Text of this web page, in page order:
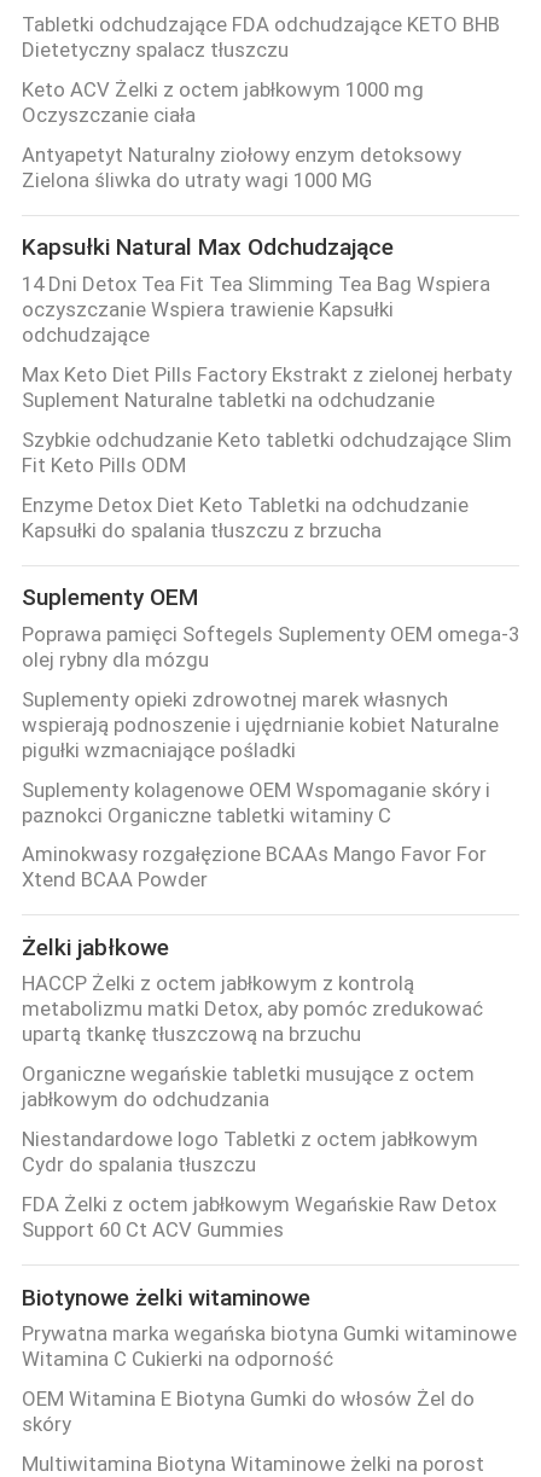
SKONTAKTUJ
SIĘ
NAMI
AKTUALNOŚCI
WSZYSTKIE
PRZYPADKI
POPROSIĆ
O
WYCENĘ
SITEMAP
POLITYKA
PRYWATNOŚCI
Tabletki odchudzające FDA odchudzające KETO BHB
Dietetyczny spalacz tłuszczu
Keto ACV Żelki z octem jabłkowym 1000 mg
Oczyszczanie ciała
Antyapetyt Naturalny ziołowy enzym detoksowy
Zielona śliwka do utraty wagi 1000 MG
Kapsułki Natural Max Odchudzające
14 Dni Detox Tea Fit Tea Slimming Tea Bag Wspiera
oczyszczanie Wspiera trawienie Kapsułki
odchudzające
Max Keto Diet Pills Factory Ekstrakt z zielonej herbaty
Suplement Naturalne tabletki na odchudzanie
Szybkie odchudzanie Keto tabletki odchudzające Slim
Fit Keto Pills ODM
Enzyme Detox Diet Keto Tabletki na odchudzanie
Kapsułki do spalania tłuszczu z brzucha
Suplementy OEM
Poprawa pamięci Softegels Suplementy OEM omega-3
olej rybny dla mózgu
Suplementy opieki zdrowotnej marek własnych
wspierają podnoszenie i ujędrnianie kobiet Naturalne
pigułki wzmacniające pośladki
Suplementy kolagenowe OEM Wspomaganie skóry i
paznokci Organiczne tabletki witaminy C
Aminokwasy rozgałęzione BCAAs Mango Favor For
Xtend BCAA Powder
Żelki jabłkowe
HACCP Żelki z octem jabłkowym z kontrolą
metabolizmu matki Detox, aby pomóc zredukować
upartą tkankę tłuszczową na brzuchu
Organiczne wegańskie tabletki musujące z octem
jabłkowym do odchudzania
Niestandardowe logo Tabletki z octem jabłkowym
Cydr do spalania tłuszczu
FDA Żelki z octem jabłkowym Wegańskie Raw Detox
Support 60 Ct ACV Gummies
Biotynowe żelki witaminowe
Prywatna marka wegańska biotyna Gumki witaminowe
Witamina C Cukierki na odporność
OEM Witamina E Biotyna Gumki do włosów Żel do
skóry
Multiwitamina Biotyna Witaminowe żelki na porost